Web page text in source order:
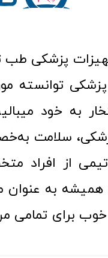
به خود
سلامت
تیمی از افراد
به عنوان
برای تمامی